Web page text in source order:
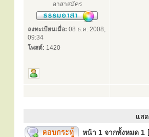
อาสาสมัคร
ลงทะเบียนเมื่อ: 08 ธ.ค. 2008,
09:34
โพสต์: 1420
แส
หน้า 1 จากทั้งหมด 1